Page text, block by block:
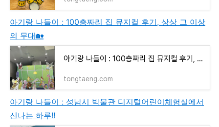
아기랑 나들이 : 100층짜리 집 뮤지컬 후기, 상상 그 이상
의 무대🏡
아기랑 나들이 : 100층짜리 집 뮤지컬 후기, 상상 그 이상의 무대🏡
tongtaeng.com
아기랑 나들이 : 성남시 박물관 디지털어린이체험실에서
신나는 하루!!